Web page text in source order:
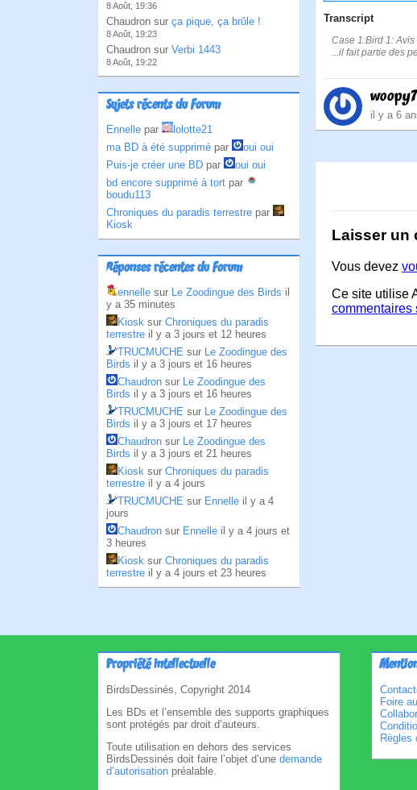
8 Août, 19:36
Chaudron sur ça pique, ça brûle !
8 Août, 19:23
Chaudron sur Verbi 1443
8 Août, 19:22
Sujets récents du Forum
Ennelle par
lolotte21
ma BD à été supprimé par
oui oui
Puis-je créer une BD par
oui oui
bd encore supprimé à tort par
boudu113
Chroniques du paradis terrestre par
Kiosk
Réponses récentes du Forum
ennelle sur Le Zoodingue des Birds il
y a 35 minutes
Kiosk sur Chroniques du paradis
terrestre il y a 3 jours et 12 heures
TRUCMUCHE sur Le Zoodingue des
Birds il y a 3 jours et 16 heures
Chaudron sur Le Zoodingue des
Birds il y a 3 jours et 16 heures
TRUCMUCHE sur Le Zoodingue des
Birds il y a 3 jours et 17 heures
Chaudron sur Le Zoodingue des
Birds il y a 3 jours et 21 heures
Kiosk sur Chroniques du paradis
terrestre il y a 4 jours
TRUCMUCHE sur Ennelle il y a 4
jours
Chaudron sur Ennelle il y a 4 jours et
3 heures
Kiosk sur Chroniques du paradis
terrestre il y a 4 jours et 23 heures
Transcript
Case 1:Bird 1:
...il fait partie des
il y a 6
Laisser un
Vous devez
Ce site utilise
commentaires
Propriété intellectuelle
BirdsDessinés, Copyright 2014
Les BDs et l’ensemble des supports graphiques
sont protégés par droit d’auteurs.
Toute utilisation en dehors des services
BirdsDessinés doit faire l’objet d’une demande
d’autorisation préalable.
Foire
Règles